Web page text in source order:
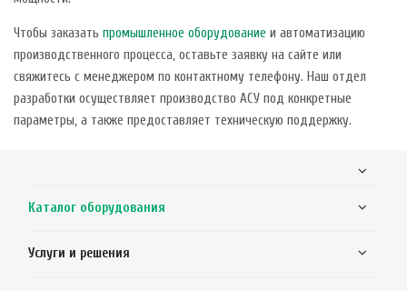
Чтобы заказать промышленное оборудование и автоматизацию
производственного процесса, оставьте заявку на сайте или
свяжитесь с менеджером по контактному телефону. Наш отдел
разработки осуществляет производство АСУ под конкретные
параметры, а также предоставляет техническую поддержку.
Каталог оборудования
Услуги и решения